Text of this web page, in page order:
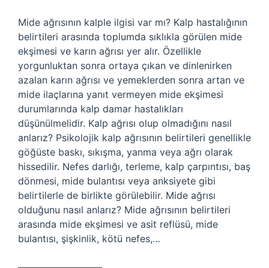
Mide ağrısının kalple ilgisi var mı? Kalp hastalığının
belirtileri arasında toplumda sıklıkla görülen mide
ekşimesi ve karın ağrısı yer alır. Özellikle
yorgunluktan sonra ortaya çıkan ve dinlenirken
azalan karın ağrısı ve yemeklerden sonra artan ve
mide ilaçlarına yanıt vermeyen mide ekşimesi
durumlarında kalp damar hastalıkları
düşünülmelidir. Kalp ağrısı olup olmadığını nasıl
anlarız? Psikolojik kalp ağrısının belirtileri genellikle
göğüste baskı, sıkışma, yanma veya ağrı olarak
hissedilir. Nefes darlığı, terleme, kalp çarpıntısı, baş
dönmesi, mide bulantısı veya anksiyete gibi
belirtilerle de birlikte görülebilir. Mide ağrısı
olduğunu nasıl anlarız? Mide ağrısının belirtileri
arasında mide ekşimesi ve asit reflüsü, mide
bulantısı, şişkinlik, kötü nefes,…